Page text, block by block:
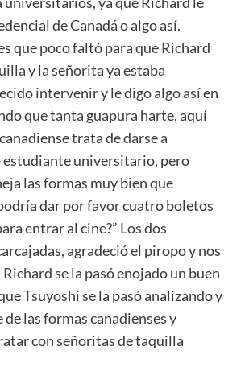
de Canadá o algo así.
que poco faltó para que Richard
y la señorita ya estaba
intervenir y le digo algo así en
que tanta guapura harte, aquí
trata de darse a
estudiante universitario, pero
las formas muy bien que
dar por favor cuatro boletos
entrar al cine?” Los dos
agradeció el piropo y nos
se la pasó enojado un buen
Tsuyoshi se la pasó analizando y
las formas canadienses y
con señoritas de taquilla